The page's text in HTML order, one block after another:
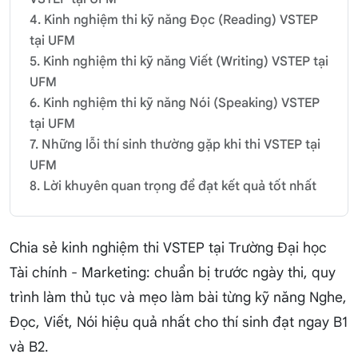
4. Kinh nghiệm thi kỹ năng Đọc (Reading) VSTEP
tại UFM
5. Kinh nghiệm thi kỹ năng Viết (Writing) VSTEP tại
UFM
6. Kinh nghiệm thi kỹ năng Nói (Speaking) VSTEP
tại UFM
7. Những lỗi thí sinh thường gặp khi thi VSTEP tại
UFM
8. Lời khuyên quan trọng để đạt kết quả tốt nhất
Chia sẻ kinh nghiệm thi VSTEP tại Trường Đại học
Tài chính - Marketing: chuẩn bị trước ngày thi, quy
trình làm thủ tục và mẹo làm bài từng kỹ năng Nghe,
Đọc, Viết, Nói hiệu quả nhất cho thí sinh đạt ngay B1
và B2.